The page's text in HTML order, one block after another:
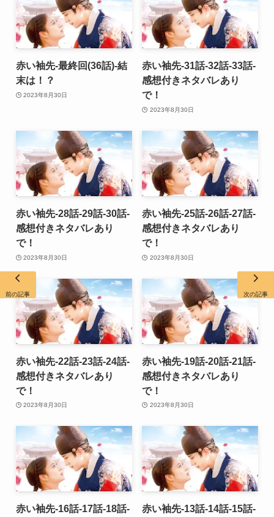
赤い袖先-最終回(36話)-結
末は！？
2023年8月30日
赤い袖先-31話-32話-33話-
感想付きネタバレあり
で！
2023年8月30日
赤い袖先-28話-29話-30話-
感想付きネタバレあり
で！
2023年8月30日
赤い袖先-25話-26話-27話-
感想付きネタバレあり
で！
2023年8月30日
赤い袖先-22話-23話-24話-
感想付きネタバレあり
で！
2023年8月30日
赤い袖先-19話-20話-21話-
感想付きネタバレあり
で！
2023年8月30日
赤い袖先-16話-17話-18話-
赤い袖先-13話-14話-15話-
前の記事 次の記事